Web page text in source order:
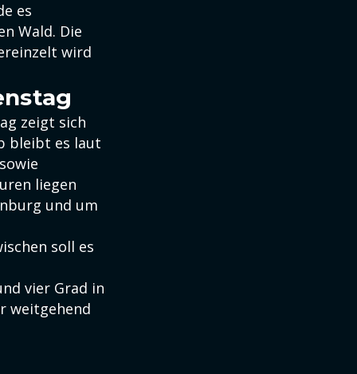
es
Wald. Die
wird
zeigt sich
bleibt es laut
liegen
und um
soll es
vier Grad in
weitgehend